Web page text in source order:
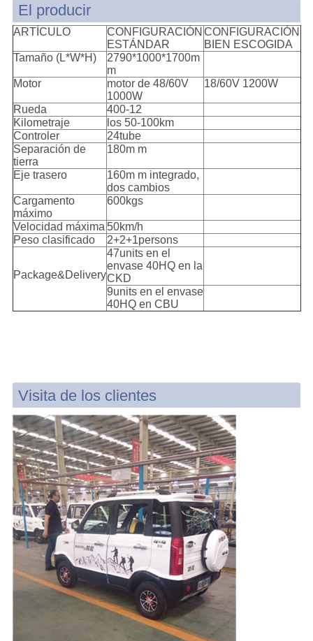
POLICY
El producir
ARTÍCULO
CONFIGURACIÓN
ESTÁNDAR
CONFIGURACIÓN
BIEN ESCOGIDA
Tamaño (L*W*H)
2790*1000*1700m
m
Motor
motor de 48/60V
1000W
18/60V 1200W
Rueda
400-12
Kilometraje
los 50-100km
Controler
24tube
Separación de
tierra
180m m
Eje trasero
160m m integrado,
dos cambios
Cargamento
máximo
600kgs
Velocidad máxima 50km/h
Peso clasificado
2+2+1persons
Package&Delivery
47units en el
envase 40HQ en la
CKD
9units en el envase
40HQ en CBU
Visita de los clientes